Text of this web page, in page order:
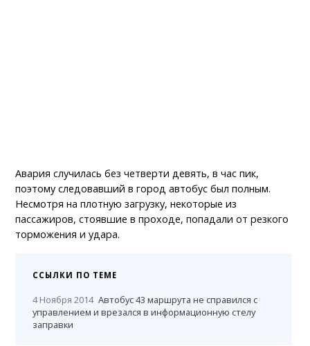
Авария случилась без четверти девять, в час пик,
поэтому следовавший в город автобус был полным.
Несмотря на плотную загрузку, некоторые из
пассажиров, стоявшие в проходе, попадали от резкого
торможения и удара.
ССЫЛКИ ПО ТЕМЕ
4 Ноября 2014 Автобус 43 маршрута не справился с
управлением и врезался в информационную стелу
заправки